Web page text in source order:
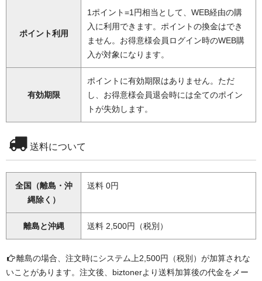
ポイント利用
1ポイント=1円相当として、WEB経由の購
入に利用できます。ポイントの換金はでき
ません。お得意様会員ログイン時のWEB購
入が対象になります。
有効期限
ポイントに有効期限はありません。ただ
し、お得意様会員退会時には全てのポイン
トが失効します。
送料について
全国（離島・沖
縄除く）
送料 0円
離島と沖縄 送料 2,500円（税別）
離島の場合、注文時にシステム上2,500円（税別）が加算されな
いことがあります。注文後、biztonerより送料加算後の代金をメー